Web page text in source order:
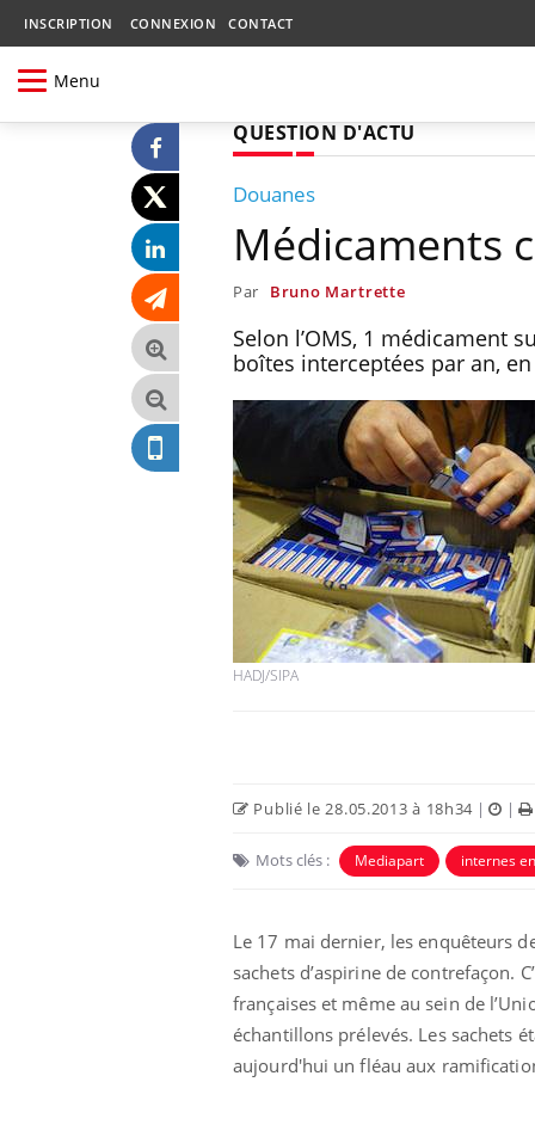
INSCRIPTION CONNEXION CONTACT
Menu
QUESTION D'ACTU
Douanes
Médicaments
Par Bruno Martrette
Selon l’OMS, 1 médicament
boîtes interceptées par an,
HADJ/SIPA
Publié le 28.05.2013 à 18h34 | |
Mots clés : Mediapart internes
Le 17 mai dernier, les enquêteurs
sachets d’aspirine de contrefaçon.
françaises et même au sein de
échantillons prélevés. Les sachets
aujourd'hui un fléau aux